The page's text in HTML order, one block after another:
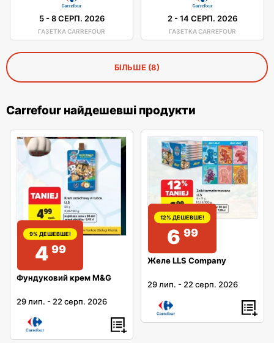
5-8 СЕРП. 2026
ГАЗЕТКА CARREFOUR
2-14 СЕРП. 2026
ГАЗЕТКА CARREFOUR
БІЛЬШЕ (8)
Carrefour найдешевші продукти
9% ДЕШЕВШЕ!
4 99
Фундуковий крем M&G
29 лип. - 22 серп. 2026
12% ДЕШЕВШЕ!
6 99
Желе LLS Company
29 лип. - 22 серп. 2026